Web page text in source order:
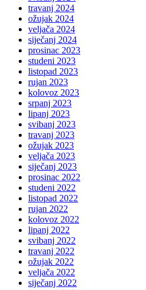
travanj 2024
ožujak 2024
veljača 2024
siječanj 2024
prosinac 2023
studeni 2023
listopad 2023
rujan 2023
kolovoz 2023
srpanj 2023
lipanj 2023
svibanj 2023
travanj 2023
ožujak 2023
veljača 2023
siječanj 2023
prosinac 2022
studeni 2022
listopad 2022
rujan 2022
kolovoz 2022
lipanj 2022
svibanj 2022
travanj 2022
ožujak 2022
veljača 2022
siječanj 2022